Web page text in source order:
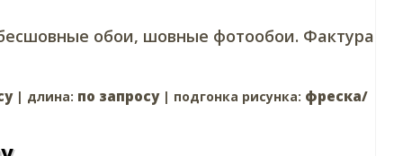
обои, шовные фотообои. Фактура
| длина: по запросу| подгонка рисунка: фреска/